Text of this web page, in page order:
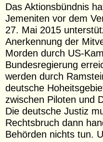
Das Aktionsbündnis
Jemeniten vor dem
27. Mai 2015
Anerkennung der
Morden durch US-
Bundesregierung
werden durch
deutsche
zwischen Piloten und
Die deutsche Justiz
Rechtsbruch dann
Behörden nichts tun.